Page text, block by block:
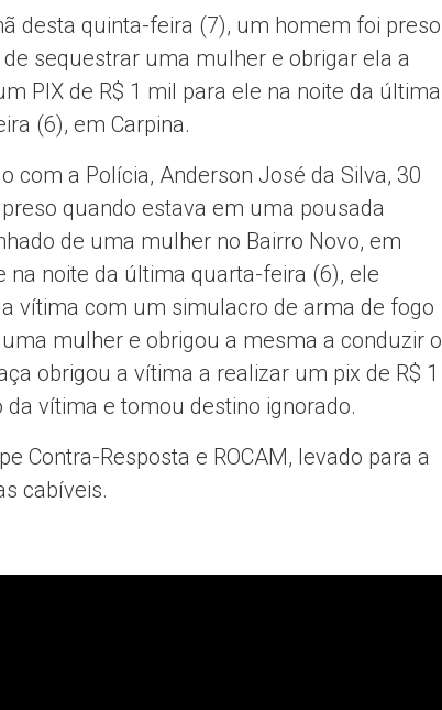
desta quinta-feira (7), um homem foi preso
sequestrar uma mulher e obrigar ela a
PIX de R$ 1 mil para ele na noite da última
(6), em Carpina.
com a Polícia, Anderson José da Silva, 30
quando estava em uma pousada
de uma mulher no Bairro Novo, em
na noite da última quarta-feira (6), ele
vítima com um simulacro de arma de fogo
mulher e obrigou a mesma a conduzir o
obrigou a vítima a realizar um pix de R$ 1
vítima e tomou destino ignorado.
Contra-Resposta e ROCAM, levado para a
cabíveis.